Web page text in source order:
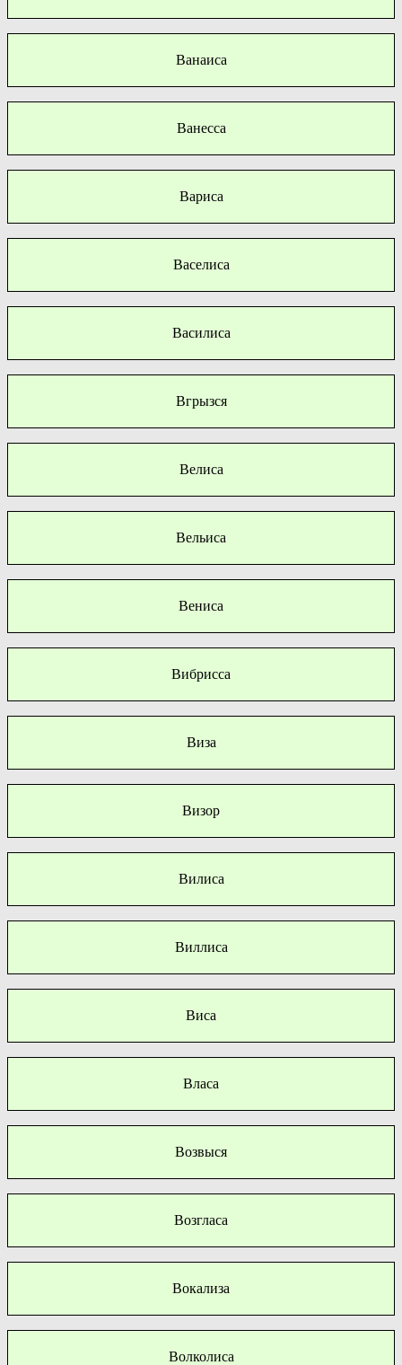
Ванаиса
Ванесса
Вариса
Васелиса
Василиса
Вгрызся
Велиса
Вельиса
Вениса
Вибрисса
Виза
Визор
Вилиса
Виллиса
Виса
Власа
Возвыся
Возгласа
Вокализа
Волколиса